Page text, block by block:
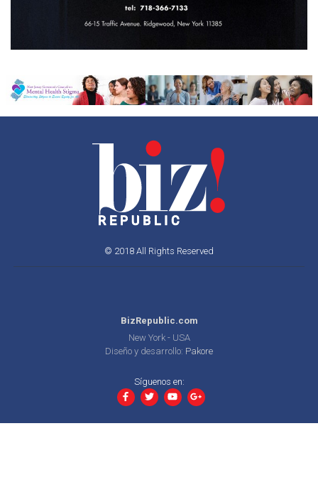
© 2018 All Rights Reserved
BizRepublic.com
New York - USA
Diseño y desarrollo: Pakore
Síguenos en: